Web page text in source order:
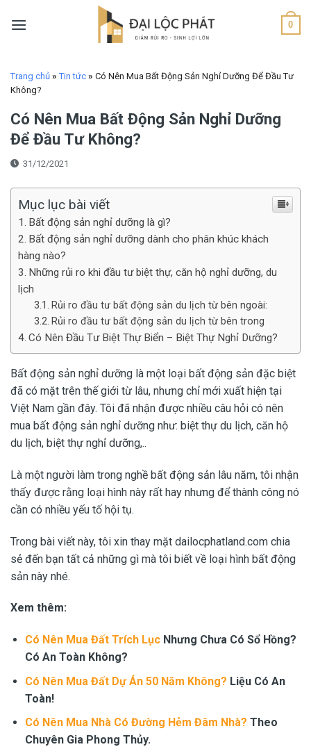
0
Trang chủ »Tin tức » Có Nên Mua Bất Động Sản Nghỉ Dưỡng Để Đầu Tư
Không?
Có Nên Mua Bất Động Sản Nghỉ Dưỡng
Để Đầu Tư Không?
31/12/2021
Mục lục bài viết
Bất động sản nghỉ dưỡng là gì?
Bất động sản nghỉ dưỡng dành cho phân khúc khách
hàng nào?
Những rủi ro khi đầu tư biệt thự, căn hộ nghỉ dưỡng, du
lịch
Rủi ro đầu tư bất động sản du lịch từ bên ngoài:
Rủi ro đầu tư bất động sản du lịch từ bên trong
Có Nên Đầu Tư Biệt Thự Biển – Biệt Thự Nghỉ Dưỡng?
Bất động sản nghỉ dưỡng là một loại bất động sản đặc biệt
đã có mặt trên thế giới từ lâu, nhưng chỉ mới xuất hiện tại
Việt Nam gần đây. Tôi đã nhận được nhiều câu hỏi có nên
mua bất động sản nghỉ dưỡng như: biệt thự du lịch, căn hộ
du lịch, biệt thự nghỉ dưỡng,..
Là một người làm trong nghề bất động sản lâu năm, tôi nhận
thấy được rằng loại hình này rất hay nhưng để thành công nó
cần có nhiều yếu tố hội tụ.
Trong bài viết này, tôi xin thay mặt dailocphatland.com chia
sẻ đến bạn tất cả những gì mà tôi biết về loại hình bất động
sản này nhé.
Xem thêm:
Có Nên Mua Đất Trích LụcNhưng Chưa Có Sổ Hồng?
Có An Toàn Không?
Có Nên Mua Đất Dự Án 50 Năm Không? Liệu Có An
Toàn!
Có Nên Mua Nhà Có Đường Hẻm Đâm Nhà? Theo
Chuyên Gia Phong Thủy.